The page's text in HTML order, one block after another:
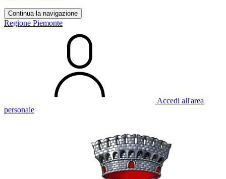
Continua la navigazione
Regione Piemonte
Accedi all'area
personale